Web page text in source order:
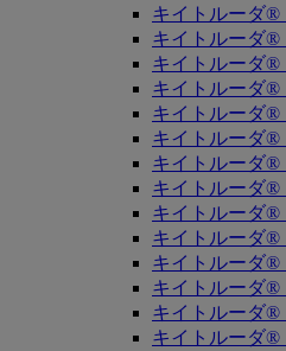
キイトルーダ®
キイトルーダ®
キイトルーダ®
キイトルーダ®
キイトルーダ®
キイトルーダ®
キイトルーダ®
キイトルーダ®
キイトルーダ®
キイトルーダ®
キイトルーダ®
キイトルーダ®
キイトルーダ®
キイトルーダ®